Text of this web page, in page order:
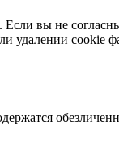
Если вы не
удалении cookie